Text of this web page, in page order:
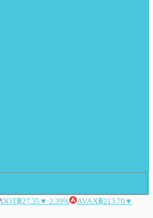
DOT฿27.35▼ 2.39% AVAX฿213.70▼